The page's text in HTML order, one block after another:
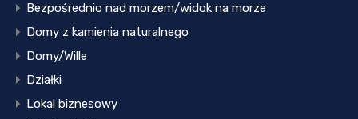
Bezpośrednio nad morzem/widok na morze
Domy z kamienia naturalnego
Domy/Wille
Działki
Lokal biznesowy